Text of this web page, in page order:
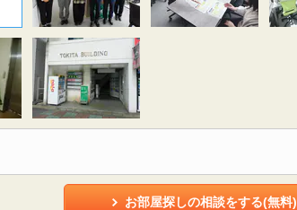
お部屋探しの相談をする(無料)